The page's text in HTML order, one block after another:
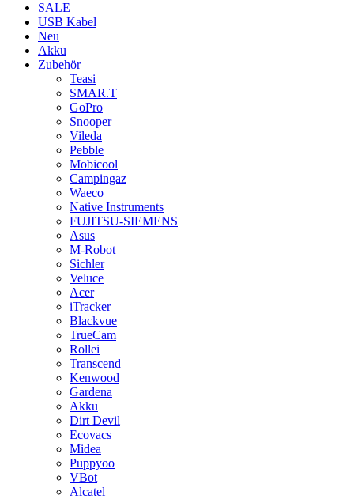
SALE
USB Kabel
Neu
Akku
Zubehör
Teasi
SMAR.T
GoPro
Snooper
Vileda
Pebble
Mobicool
Campingaz
Waeco
Native Instruments
FUJITSU-SIEMENS
Asus
M-Robot
Sichler
Veluce
Acer
iTracker
Blackvue
TrueCam
Rollei
Transcend
Kenwood
Gardena
Akku
Dirt Devil
Ecovacs
Midea
Puppyoo
VBot
Alcatel